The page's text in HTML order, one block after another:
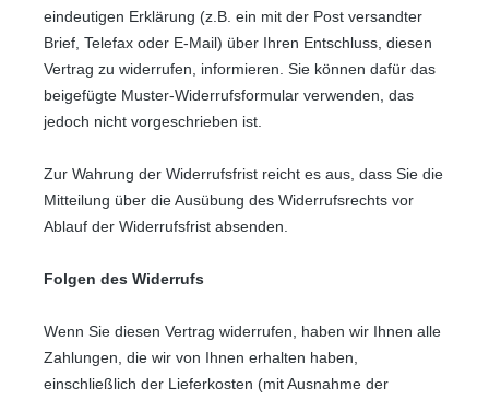
eindeutigen Erklärung (z.B. ein mit der Post versandter
Brief, Telefax oder E-Mail) über Ihren Entschluss, diesen
Vertrag zu widerrufen, informieren. Sie können dafür das
beigefügte Muster-Widerrufsformular verwenden, das
jedoch nicht vorgeschrieben ist.
Zur Wahrung der Widerrufsfrist reicht es aus, dass Sie die
Mitteilung über die Ausübung des Widerrufsrechts vor
Ablauf der Widerrufsfrist absenden.
Folgen des Widerrufs
Wenn Sie diesen Vertrag widerrufen, haben wir Ihnen alle
Zahlungen, die wir von Ihnen erhalten haben,
einschließlich der Lieferkosten (mit Ausnahme der